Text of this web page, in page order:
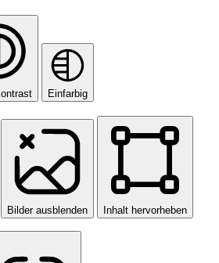
Einfarbig
Bilder ausblenden Inhalt hervorheben